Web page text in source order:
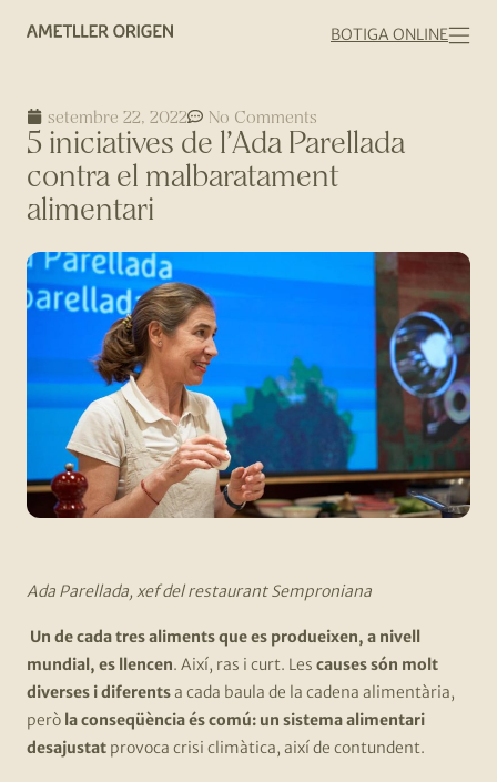
BOTIGA ONLINE
setembre 22, 2022 No Comments
5 iniciatives de l’Ada Parellada
contra el malbaratament
alimentari
Ada Parellada, xef del restaurant Semproniana
Un de cada tres aliments que es produeixen, a nivell
mundial, es llencen. Així, ras i curt. Les causes són molt
diverses i diferentsa cada baula de la cadena alimentària,
però la conseqüència és comú: un sistema alimentari
desajustat provoca crisi climàtica, així de contundent.